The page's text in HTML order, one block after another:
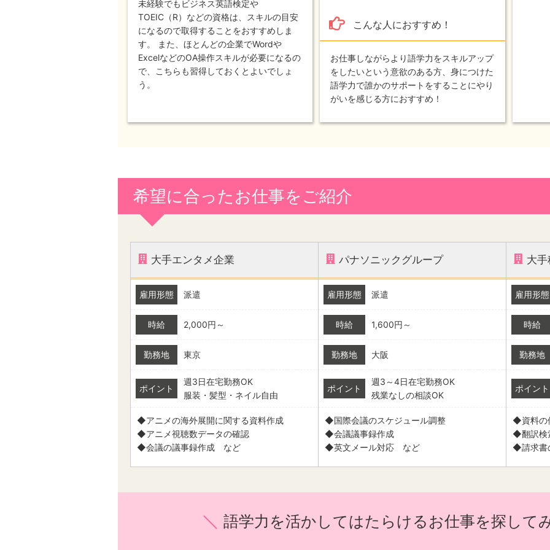
未経験でもビジネス英語検定や
TOEIC（R）などの資格は、スキルの目安
になるので取得することをおすすめしま
す。 また、ほとんどの企業でWordや
ExcelなどのOA操作スキルが必要になるの
で、こちらも習得しておくとよいでしょ
う。
こんな人におすすめ！
お仕事しながらより語学力をスキルアップ
をしたいという意欲のある方、身につけた
語学力で誰かのサポートをすることにやり
がいを感じる方におすすめ！
希望に合ったお仕事をご紹介
大手エンタメ企業
雇用形態 派遣
時給 2,000円～
勤務地 東京
ポイント
週3日在宅勤務OK
服装・髪型・ネイル自由
◆アニメの海外展開に関する資料作成
◆アニメ視聴数データの確認
◆会議の議事録作成 など
パナソニックグループ
雇用形態 派遣
時給 1,600円～
勤務地 大阪
ポイント
週3～4日在宅勤務OK
残業なしの相談OK
◆国際会議のスケジュール調整
◆会議議事録作成
◆英文メール対応 など
大手
雇用形態
時給
勤務地
ポイント
◆資料の
◆翻訳検
◆請求
語学力を活かしてはたらけるお仕事を探して